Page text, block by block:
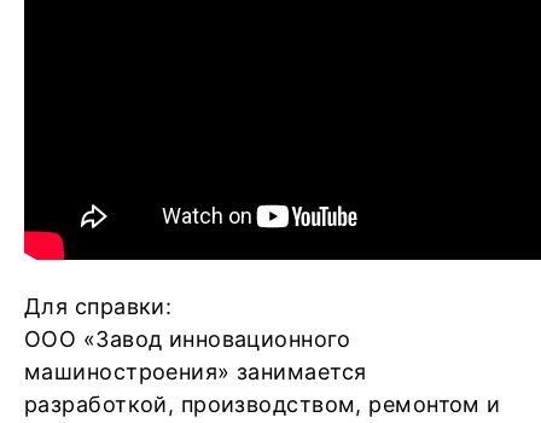
Для справки:
ООО «Завод инновационного
машиностроения» занимается
разработкой, производством, ремонтом и